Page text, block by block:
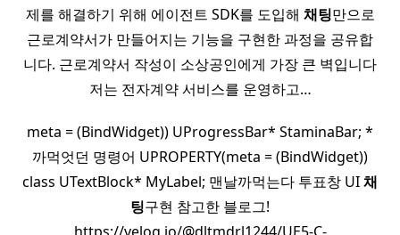
제를 해결하기 위해 에이전트 SDK를 도입해 채팅만으로
근로계약서가 만들어지는 기능을 구현한 과정을 공유합
니다. 근로계약서 작성이 소상공인에게 가장 큰 벽입니다
저는 전자계약 서비스를 운영하고…
meta = (BindWidget)) UProgressBar* StaminaBar; *
까먹엇던 명령어 UPROPERTY(meta = (BindWidget))
class UTextBlock* MyLabel; 맨날까먹는다 투표창 UI채
팅구현 참고한 블로그!